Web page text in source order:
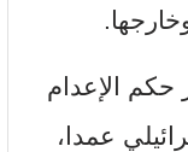
حكم الإعدام
عمدا،